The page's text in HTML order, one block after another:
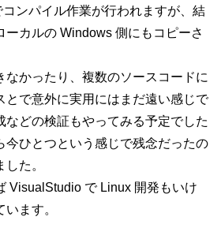
ンパイル作業が行われますが、結
ーカルの Windows 側にもコピーさ
なかったり、複数のソースコードに
とで意外に実用にはまだ遠い感じで
などの検証もやってみる予定でした
今ひとつという感じで残念だったの
た。
VisualStudio で Linux 開発もいけ
ます。